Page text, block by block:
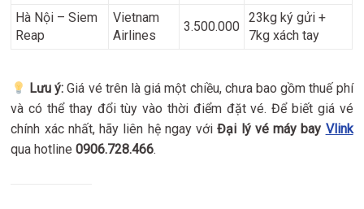
Hà Nội – Siem
Reap
Vietnam
Airlines
3.500.000
23kg ký gửi +
7kg xách tay
Lưu ý: Giá vé trên là giá một chiều, chưa bao gồm thuế phí
và có thể thay đổi tùy vào thời điểm đặt vé. Để biết giá vé
chính xác nhất, hãy liên hệ ngay vớiĐại lý vé máy bay Vlink
qua hotline0906.728.466.